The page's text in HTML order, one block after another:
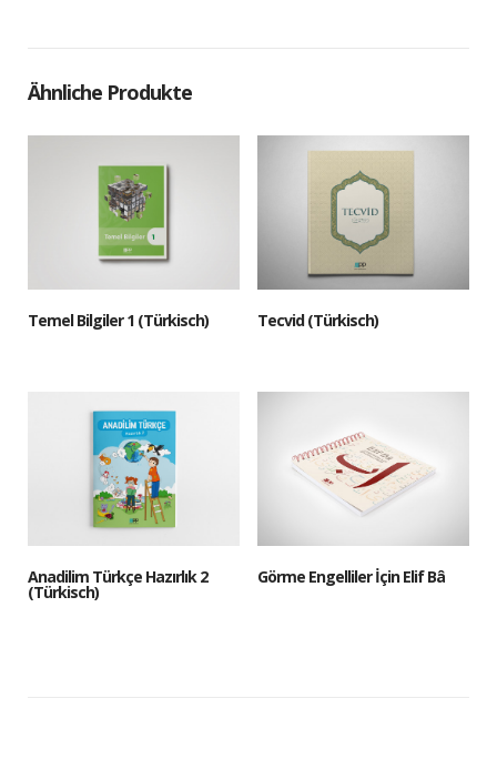
Ähnliche Produkte
Temel Bilgiler 1 (Türkisch) Tecvid (Türkisch)
Anadilim Türkçe Hazırlık 2
(Türkisch)
Görme Engelliler İçin Elif Bâ